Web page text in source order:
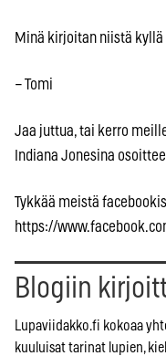
Minä kirjoitan niistä
– Tomi
Jaa juttua, tai kerro
Indiana Jonesina
Tykkää meistä
https://
Blogiin
Lupaviidakko.fi kokoaa
kuuluisat tarinat lupien,